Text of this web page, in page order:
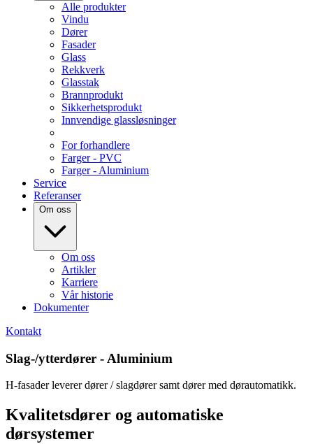
Alle produkter
Vindu
Dører
Fasader
Glass
Rekkverk
Glasstak
Brannprodukt
Sikkerhetsprodukt
Innvendige glassløsninger
For forhandlere
Farger - PVC
Farger - Aluminium
Service
Referanser
Om oss
Om oss
Artikler
Karriere
Vår historie
Dokumenter
Kontakt
Slag-/ytterdører - Aluminium
H-fasader leverer dører / slagdører samt dører med dørautomatikk.
Kvalitetsdører og automatiske
dørsystemer